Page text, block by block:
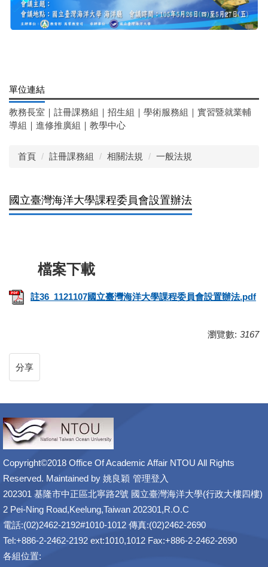
單位連結
教務長室 ｜ 註冊課務組 ｜ 招生組 ｜ 學術服務組 ｜ 實習暨就業輔
導組 ｜ 進修推廣組 ｜ 教學中心
首頁 註冊課務組 相關法規 一般法規
國立臺灣海洋大學課程委員會設置辦法
註36_1121107國立臺灣海洋大學課程委員會設置辦法.pdf
瀏覽數: 3167
分享
Copyright©2018 Office Of Academic Affair NTOU All Rights
Reserved. Maintained by 姚良穎 管理登入
202301 基隆市中正區北寧路2號 國立臺灣海洋大學(行政大樓四樓)
2 Pei-Ning Road,Keelung,Taiwan 202301,R.O.C
電話:(02)2462-2192#1010-1012 傳真:(02)2462-2690
Tel:+886-2-2462-2192 ext:1010,1012 Fax:+886-2-2462-2690
各組位置: